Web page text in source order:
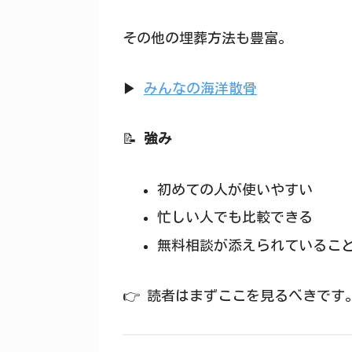
その他の埋葬方法も豊富。
▶ みんなの海洋散骨
📝 強み
初めての人が使いやすい
忙しい人でも比較できる
無料相談が添えられているこ
👉 読者はまずここを見るべきです。